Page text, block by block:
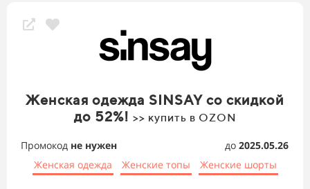
Женская одежда SINSAY со скидкой
до 52%! >> купить в OZON
Промокод не нужен до 2025.05.26
Женская одежда
Женские топы Женские шорты